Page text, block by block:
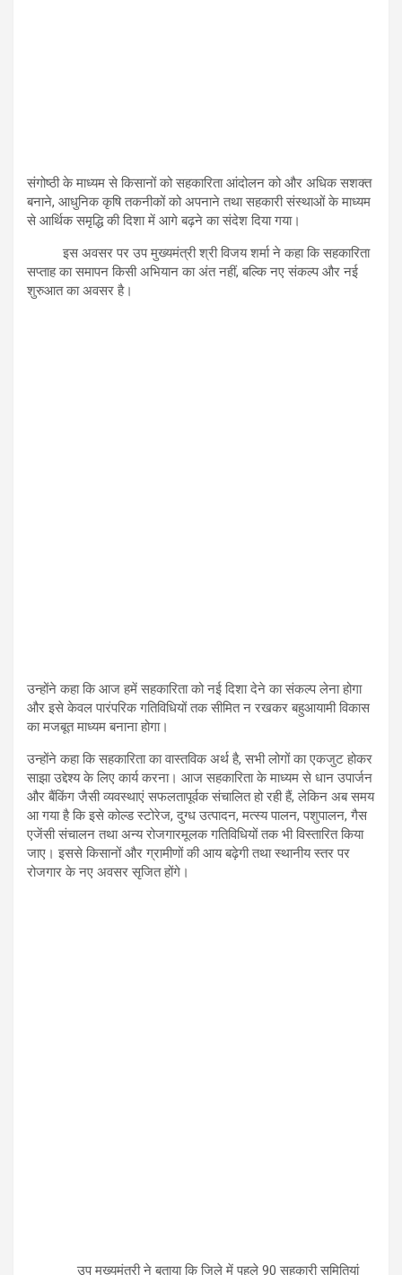
संगोष्ठी के माध्यम से किसानों को सहकारिता आंदोलन को और अधिक सशक्त
बनाने, आधुनिक कृषि तकनीकों को अपनाने तथा सहकारी संस्थाओं के माध्यम
से आर्थिक समृद्धि की दिशा में आगे बढ़ने का संदेश दिया गया।
इस अवसर पर उप मुख्यमंत्री श्री विजय शर्मा ने कहा कि सहकारिता
सप्ताह का समापन किसी अभियान का अंत नहीं, बल्कि नए संकल्प और नई
शुरुआत का अवसर है।
उन्होंने कहा कि आज हमें सहकारिता को नई दिशा देने का संकल्प लेना होगा
और इसे केवल पारंपरिक गतिविधियों तक सीमित न रखकर बहुआयामी विकास
का मजबूत माध्यम बनाना होगा।
उन्होंने कहा कि सहकारिता का वास्तविक अर्थ है, सभी लोगों का एकजुट होकर
साझा उद्देश्य के लिए कार्य करना। आज सहकारिता के माध्यम से धान उपार्जन
और बैंकिंग जैसी व्यवस्थाएं सफलतापूर्वक संचालित हो रही हैं, लेकिन अब समय
आ गया है कि इसे कोल्ड स्टोरेज, दुग्ध उत्पादन, मत्स्य पालन, पशुपालन, गैस
एजेंसी संचालन तथा अन्य रोजगारमूलक गतिविधियों तक भी विस्तारित किया
जाए। इससे किसानों और ग्रामीणों की आय बढ़ेगी तथा स्थानीय स्तर पर
रोजगार के नए अवसर सृजित होंगे।
उप मुख्यमंत्री ने बताया कि जिले में पहले 90 सहकारी समितियां